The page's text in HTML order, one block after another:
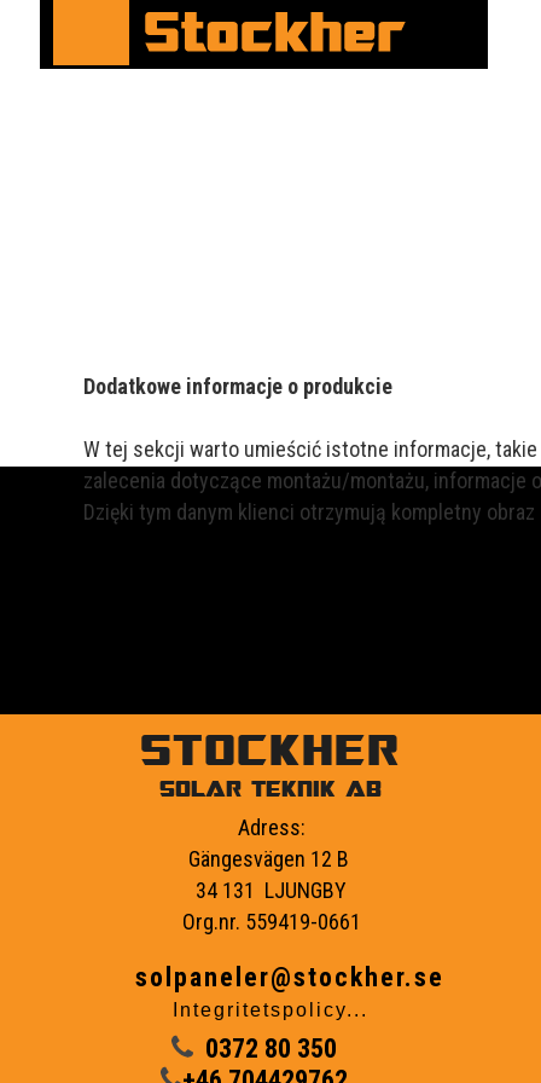
Dodatkowe informacje o produkcie
W tej sekcji warto umieścić istotne informacje,
zalecenia dotyczące montażu/montażu, informacje
Dzięki tym danym klienci otrzymują kompletny
STOCKHER
Adress:
Gängesvägen 12 B
34 131 LJUNGBY
Org.nr. 559419-0661
Integritetspolicy...
solpaneler@stockher.se
0372 80 350
SOLAR TEKNIK AB